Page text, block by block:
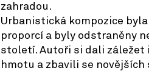
zahradou.
Urbanistická kompozice
proporcí a byly odstraněny
století. Autoři si dali záležet
hmotu a zbavili se novějších